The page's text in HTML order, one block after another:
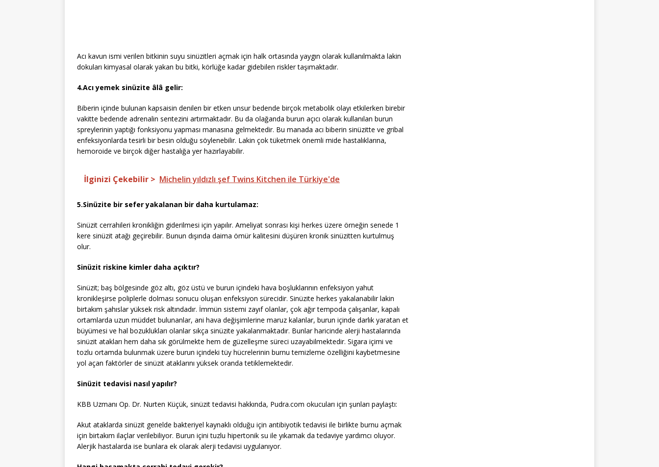
Acı kavun ismi verilen bitkinin suyu sinüzitleri açmak için halk ortasında yaygın olarak kullanılmakta lakin
dokuları kimyasal olarak yakan bu bitki, körlüğe kadar gidebilen riskler taşımaktadır.
4.Acı yemek sinüzite âlâ gelir:
Biberin içinde bulunan kapsaisin denilen bir etken unsur bedende birçok metabolik olayı etkilerken birebir
vakitte bedende adrenalin sentezini artırmaktadır. Bu da olağanda burun açıcı olarak kullanılan burun
spreylerinin yaptığı fonksiyonu yapması manasına gelmektedir. Bu manada acı biberin sinüzitte ve gribal
enfeksiyonlarda tesirli bir besin olduğu söylenebilir. Lakin çok tüketmek önemli mide hastalıklarına,
hemoroide ve birçok diğer hastalığa yer hazırlayabilir.
İlginizi Çekebilir > Michelin yıldızlı şef Twins Kitchen ile Türkiye'de
5.Sinüzite bir sefer yakalanan bir daha kurtulamaz:
Sinüzit cerrahileri kronikliğin giderilmesi için yapılır. Ameliyat sonrası kişi herkes üzere örneğin senede 1
kere sinüzit atağı geçirebilir. Bunun dışında daima ömür kalitesini düşüren kronik sinüzitten kurtulmuş
olur.
Sinüzit riskine kimler daha açıktır?
Sinüzit; baş bölgesinde göz altı, göz üstü ve burun içindeki hava boşluklarının enfeksiyon yahut
kronikleşirse poliplerle dolması sonucu oluşan enfeksiyon sürecidir. Sinüzite herkes yakalanabilir lakin
birtakım şahıslar yüksek risk altındadır. İmmün sistemi zayıf olanlar, çok ağır tempoda çalışanlar, kapalı
ortamlarda uzun müddet bulunanlar, ani hava değişimlerine maruz kalanlar, burun içinde darlık yaratan et
büyümesi ve hal bozuklukları olanlar sıkça sinüzite yakalanmaktadır. Bunlar haricinde alerji hastalarında
sinüzit atakları hem daha sık görülmekte hem de güzelleşme süreci uzayabilmektedir. Sigara içimi ve
tozlu ortamda bulunmak üzere burun içindeki tüy hücrelerinin burnu temizleme özelliğini kaybetmesine
yol açan faktörler de sinüzit ataklarını yüksek oranda tetiklemektedir.
Sinüzit tedavisi nasıl yapılır?
KBB Uzmanı Op. Dr. Nurten Küçük, sinüzit tedavisi hakkında, Pudra.com okucuları için şunları paylaştı:
Akut ataklarda sinüzit genelde bakteriyel kaynaklı olduğu için antibiyotik tedavisi ile birlikte burnu açmak
için birtakım ilaçlar verilebiliyor. Burun içini tuzlu hipertonik su ile yıkamak da tedaviye yardımcı oluyor.
Alerjik hastalarda ise bunlara ek olarak alerji tedavisi uygulanıyor.